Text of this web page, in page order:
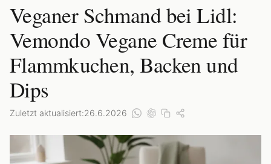
Veganer Schmand bei Lidl:
Vemondo Vegane Creme für
Flammkuchen, Backen und
Dips
Zuletzt aktualisiert:26.6.2026